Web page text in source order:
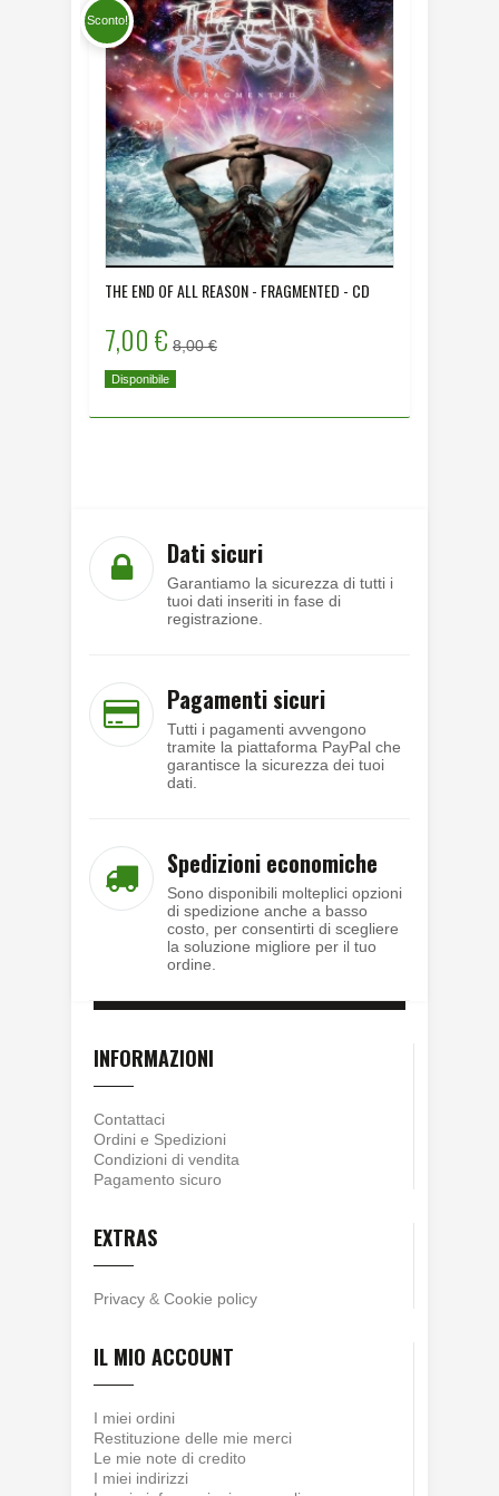
Sconto!
THE END OF ALL REASON - FRAGMENTED - CD
7,00 € 8,00 €
Disponibile
Dati sicuri
Garantiamo la sicurezza di tutti i
tuoi dati inseriti in fase di
registrazione.
Pagamenti sicuri
Tutti i pagamenti avvengono
tramite la piattaforma PayPal che
garantisce la sicurezza dei tuoi
dati.
Spedizioni economiche
Sono disponibili molteplici opzioni
di spedizione anche a basso
costo, per consentirti di scegliere
la soluzione migliore per il tuo
ordine.
INFORMAZIONI
Contattaci
Ordini e Spedizioni
Condizioni di vendita
Pagamento sicuro
EXTRAS
Privacy & Cookie policy
IL MIO ACCOUNT
I miei ordini
Restituzione delle mie merci
Le mie note di credito
I miei indirizzi